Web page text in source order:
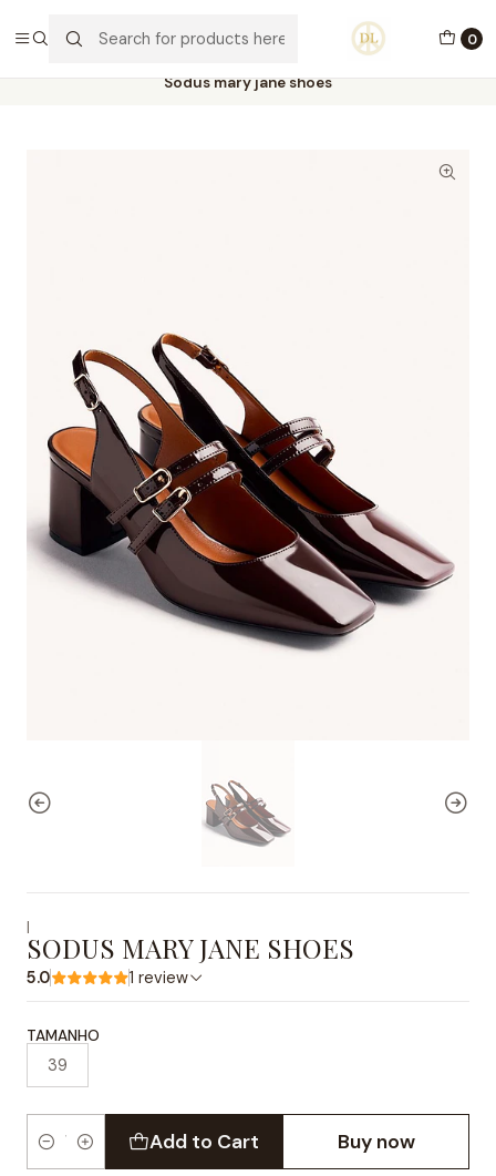
0
PORTES GRÁTIS ACIMA DE 70€ PORTUGAL CONTINENTAL
Sodus mary jane shoes
|
SODUS MARY JANE SHOES
5.0 1 review
TAMANHO
39
Quantity
Add to Cart Buy now